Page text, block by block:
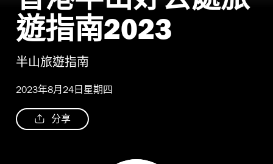
遊指南2023
半山旅遊指南
2023年8月24日星期四
分享